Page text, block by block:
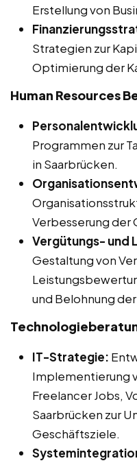
Erstellung von
Strategien zur
Optimierung der
Human Resources
Programmen zur
in Saarbrücken.
Verbesserung der
Vergütungs- und
Gestaltung von
und Belohnung
IT-Strategie:
Implementierung
Freelancer Jobs,
Saarbrücken zur
Geschäftsziele.